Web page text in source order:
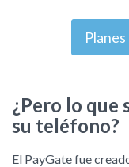
¿Pero lo que
su teléfono?
El PayGate fue